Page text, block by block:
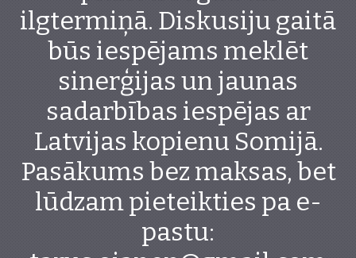
ilgtermiņā. Diskusiju gaitā
būs iespējams meklēt
sinerģijas un jaunas
sadarbības iespējas ar
Latvijas kopienu Somijā.
Pasākums bez maksas, bet
lūdzam pieteikties pa e-
pastu: